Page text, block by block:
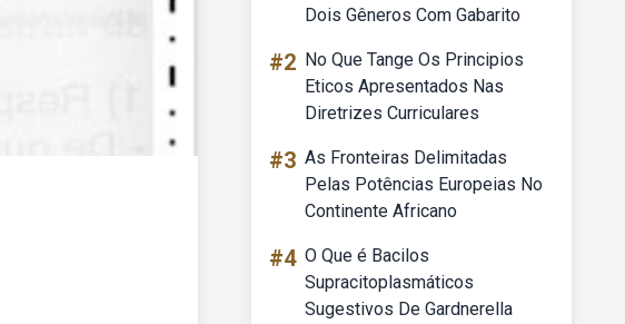
Dois Gêneros Com Gabarito
#2 No Que Tange Os Principios
Eticos Apresentados Nas
Diretrizes Curriculares
#3 As Fronteiras Delimitadas
Pelas Potências Europeias No
Continente Africano
#4 O Que é Bacilos
Supracitoplasmáticos
Sugestivos De Gardnerella